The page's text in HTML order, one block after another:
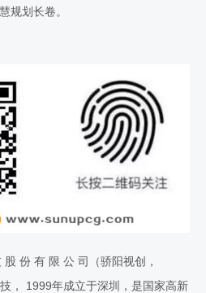
规划长卷。
份 有 限 公 司（骄阳视创，
， 1999年成立于深圳，是国家高新